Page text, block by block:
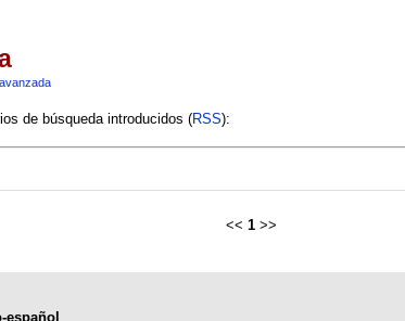
de búsqueda introducidos (RSS):
<< 1 >>